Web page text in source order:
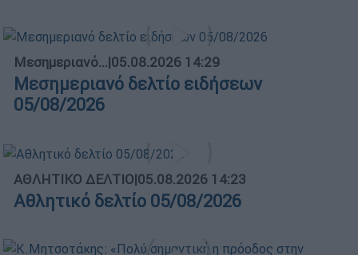
Μεσημεριανό...|05.08.2026 14:29
Μεσημεριανό δελτίο ειδήσεων
05/08/2026
ΑΘΛΗΤΙΚΟ ΔΕΛΤΙΟ|05.08.2026 14:23
Αθλητικό δελτίο 05/08/2026